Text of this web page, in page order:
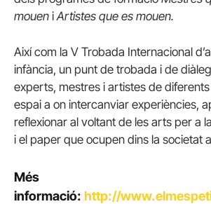
mouen iArtistes que es mouen.
Així com la V Trobada Internacional
infància, un punt de trobada i de
experts, mestres i artistes de
espai a on intercanviar experiències,
reflexionar al voltant de les arts per a
i el paper que ocupen dins la societat
Més
informació: http://